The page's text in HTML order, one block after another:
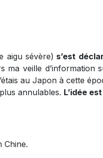
aigu sévère) s’est
veille d’information
au Japon à cette
annulables. L’idée
Chine.